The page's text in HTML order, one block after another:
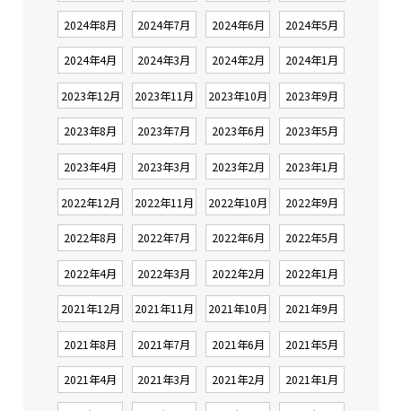
2024年8月 2024年7月 2024年6月 2024年5月
2024年4月 2024年3月 2024年2月 2024年1月
2023年12月 2023年11月 2023年10月 2023年9月
2023年8月 2023年7月 2023年6月 2023年5月
2023年4月 2023年3月 2023年2月 2023年1月
2022年12月 2022年11月 2022年10月 2022年9月
2022年8月 2022年7月 2022年6月 2022年5月
2022年4月 2022年3月 2022年2月 2022年1月
2021年12月 2021年11月 2021年10月 2021年9月
2021年8月 2021年7月 2021年6月 2021年5月
2021年4月 2021年3月 2021年2月 2021年1月